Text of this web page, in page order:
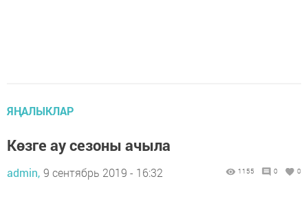
ЯҢАЛЫКЛАР
Көзге ау сезоны ачыла
admin, 9 сентябрь 2019 - 16:32 1155 0 0